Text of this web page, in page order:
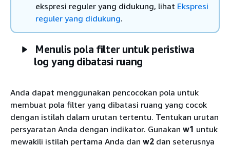
ekspresi reguler yang didukung, lihat Ekspresi
reguler yang didukung.
Menulis pola filter untuk peristiwa
log yang dibatasi ruang
Anda dapat menggunakan pencocokan pola untuk
membuat pola filter yang dibatasi ruang yang cocok
dengan istilah dalam urutan tertentu. Tentukan urutan
persyaratan Anda dengan indikator. Gunakan w1 untuk
mewakili istilah pertama Anda dan w2 dan seterusnya